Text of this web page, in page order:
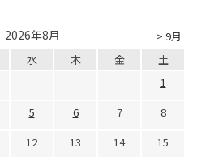
> 9月
2026年8月
水 木 金
土
1
5 6 7
8
12 13 14
15